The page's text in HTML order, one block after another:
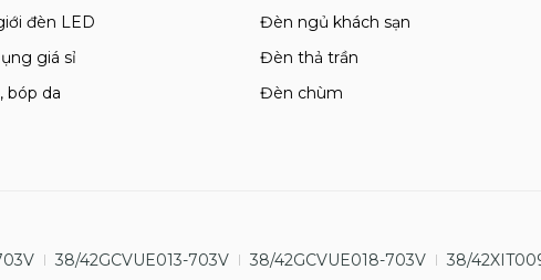
đèn LED
giá sỉ
bóp da
Đèn ngủ khách sạn
Đèn thả trần
Đèn chùm
38/42GCVUE013-703V 38/42GCVUE018-703V 38/